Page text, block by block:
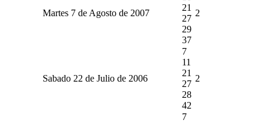
Martes 7 de Agosto de 2007
21
27
29
37
2
Sabado 22 de Julio de 2006
7
11
21
27
28
42
2
7